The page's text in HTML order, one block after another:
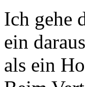
Ich gehe
ein
als ein